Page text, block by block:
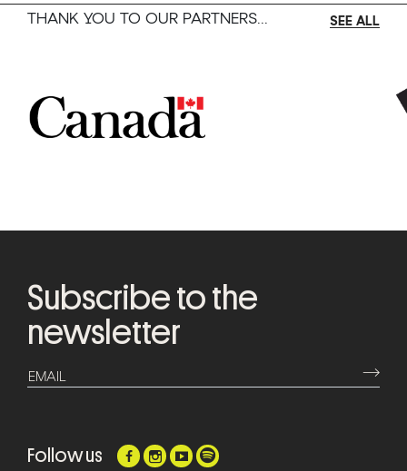
THANK YOU TO OUR PARTNERS... SEE ALL
Subscribe to the
newsletter
EMAIL ⟶
Follow us